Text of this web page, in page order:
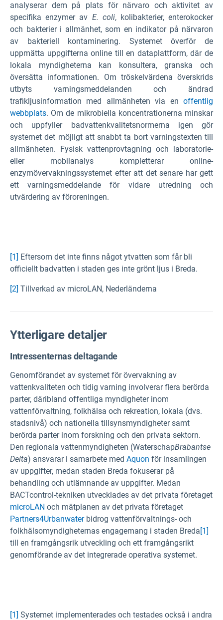
analyserar dem på plats för närvaro och aktivitet av
specifika enzymer av E. coli, kolibakterier, enterokocker
och bakterier i allmänhet, som en indikator på närvaron
av bakteriell kontaminering. Systemet överför de
uppmätta uppgifterna online till en dataplattform, där de
lokala myndigheterna kan konsultera, granska och
översätta informationen. Om tröskelvärdena överskrids
utbyts varningsmeddelanden och ändrad
trafikljusinformation med allmänheten via en offentlig
webbplats. Om de mikrobiella koncentrationerna minskar
och uppfyller badvattenkvalitetsnormerna igen gör
systemet det möjligt att snabbt ta bort varningstexten till
allmänheten. Fysisk vattenprovtagning och laboratorie-
eller mobilanalys kompletterar online-
enzymövervakningssystemet efter att det senare har gett
ett varningsmeddelande för vidare utredning och
utvärdering av föroreningen.
[1] Eftersom det inte finns något ytvatten som får bli
officiellt badvatten i staden ges inte grönt ljus i Breda.
[2] Tillverkad av microLAN, Nederländerna
Ytterligare detaljer
Intressenternas deltagande
Genomförandet av systemet för övervakning av
vattenkvaliteten och tidig varning involverar flera berörda
parter, däribland offentliga myndigheter inom
vattenförvaltning, folkhälsa och rekreation, lokala (dvs.
stadsnivå) och nationella tillsynsmyndigheter samt
berörda parter inom forskning och den privata sektorn.
Den regionala vattenmyndigheten (WaterschapBrabantse
Delta) ansvarar i samarbete med Aquon för insamlingen
av uppgifter, medan staden Breda fokuserar på
behandling och utlämnande av uppgifter. Medan
BACTcontrol-tekniken utvecklades av det privata företaget
microLAN och mätplanen av det privata företaget
Partners4Urbanwaterbidrog vattenförvaltnings- och
folkhälsomyndigheternas engagemang i staden Breda[1]
till en framgångsrik utveckling och ett framgångsrikt
genomförande av det integrerade operativa systemet.
[1] Systemet implementerades och testades också i andra